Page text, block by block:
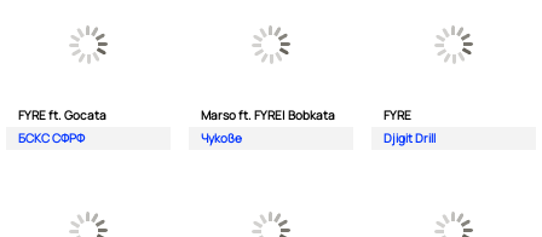
FYRE ft. Gocata
БСКС СФРФ
Marso ft. FYRE| Bobkata
Чукове
FYRE
Djigit Drill